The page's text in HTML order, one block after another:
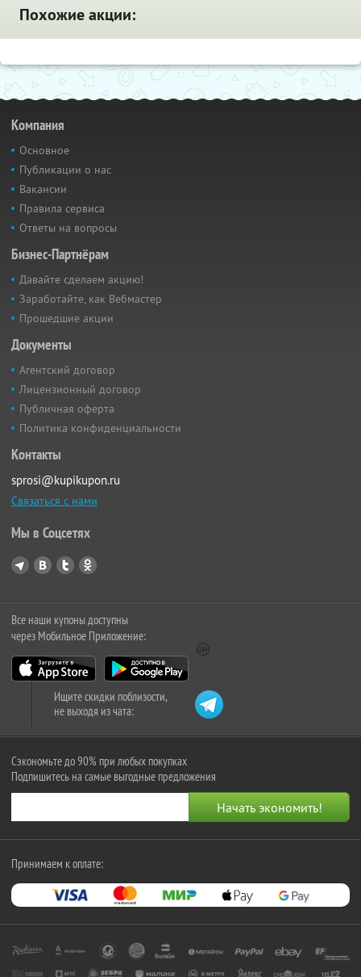
Похожие акции:
Компания
Основное
Публикации о нас
Вакансии
Правила сервиса
Ответы на вопросы
Бизнес-Партнёрам
Давайте сделаем акцию!
Заработайте, как Вебмастер
Прошедшие акции
Документы
Агентский договор
Лицензионный договор
Публичная оферта
Политика конфиденциальности
Контакты
sprosi@kupikupon.ru
Связаться с нами
Мы в Соцсетях
Все наши купоны доступны
через Мобильное Приложение:
Ищите скидки поблизости,
не выходя из чата:
Сэкономьте до 90% при любых покупках
Подпишитесь на самые выгодные предложения
Принимаем к оплате: